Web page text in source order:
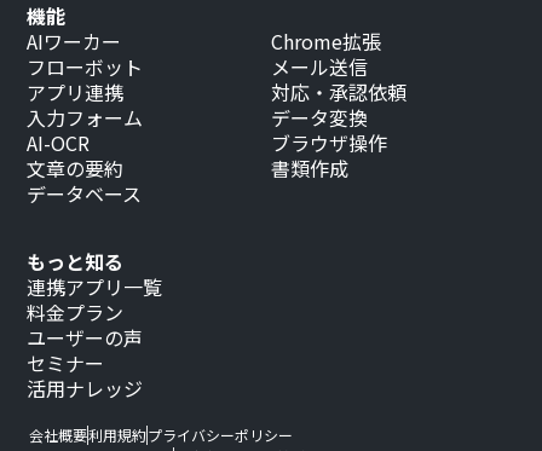
もっと知る
連携アプリ一覧
料金プラン
ユーザーの声
セミナー
活用ナレッジ
機能
AIワーカー
フローボット
アプリ連携
入力フォーム
AI-OCR
文章の要約
データベース
Chrome拡張
メール送信
対応・承認依頼
データ変換
ブラウザ操作
書類作成
会社概要利用規約プライバシーポリシー